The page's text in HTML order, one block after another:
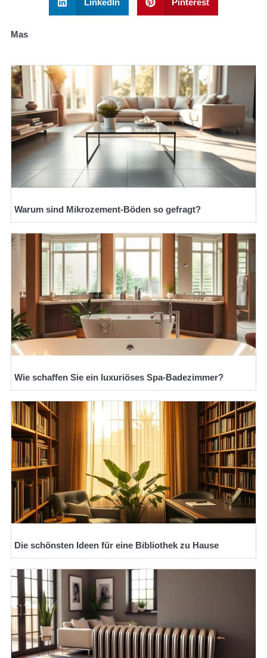
Mas
Warum sind Mikrozement-Böden so gefragt?
Wie schaffen Sie ein luxuriöses Spa-Badezimmer?
Die schönsten Ideen für eine Bibliothek zu Hause